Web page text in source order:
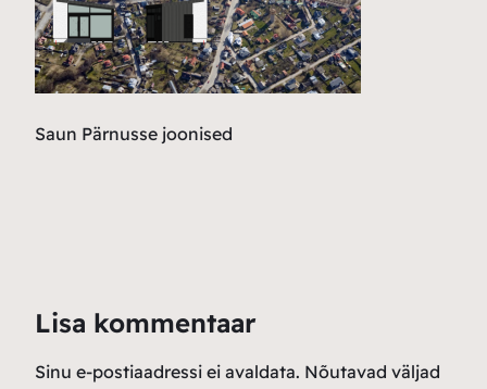
Saun Pärnusse joonised
Lisa kommentaar
Sinu e-postiaadressi ei avaldata. Nõutavad väljad